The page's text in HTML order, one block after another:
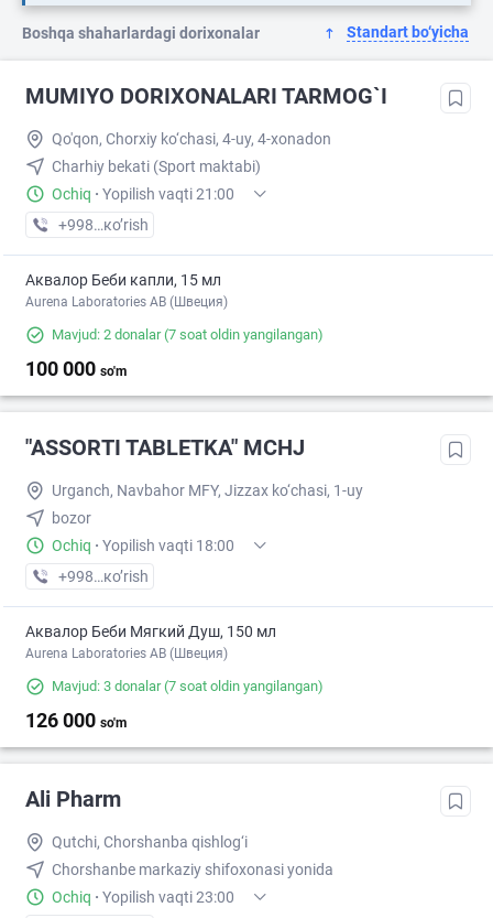
Boshqa shaharlardagi dorixonalar Standart bo‘yicha
MUMIYO DORIXONALARI TARMOG`I
Qo'qon, Chorxiy ko‘chasi, 4-uy, 4-xonadon
Charhiy bekati (Sport maktabi)
Ochiq · Yopilish vaqti 21:00
+998 (90) XXX-XX-XX
кo’rish
Аквалор Беби капли, 15 мл
Aurena Laboratories AB (Швеция)
Mavjud: 2 donalar(7 soat oldin yangilangan)
100 000 so'm
"ASSORTI TABLETKA" MCHJ
Urganch, Navbahor MFY, Jizzax ko‘chasi, 1-uy
bozor
Ochiq · Yopilish vaqti 18:00
+998 (99) XXX-XX-XX
кo’rish
Аквалор Беби Мягкий Душ, 150 мл
Aurena Laboratories AB (Швеция)
Mavjud: 3 donalar(7 soat oldin yangilangan)
126 000 so'm
Ali Pharm
Qutchi, Chorshanba qishlog‘i
Chorshanbe markaziy shifoxonasi yonida
Ochiq · Yopilish vaqti 23:00